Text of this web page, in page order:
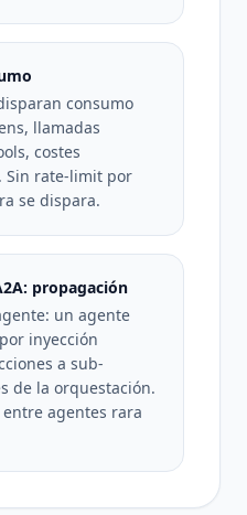
consumo
llamadas
costes
Sin rate-limit por
se dispara.
propagación
un agente
inyección
a sub-
de la orquestación.
agentes rara